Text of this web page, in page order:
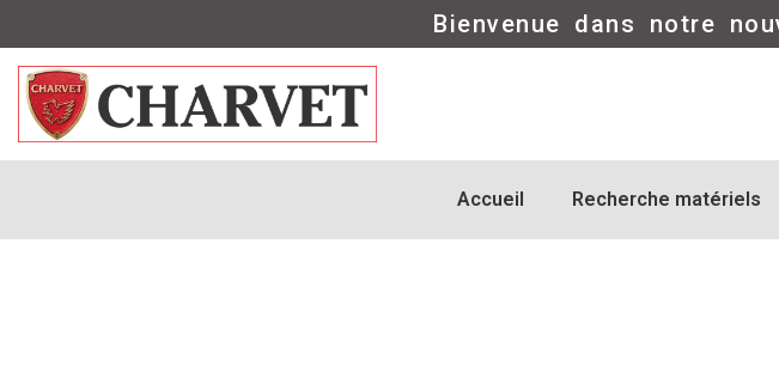
Bienvenue dans notre
Accueil Recherche matériels